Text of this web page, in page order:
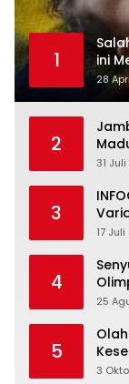
1
ini
28
2
31 Juli
3
17
4
25
5
3